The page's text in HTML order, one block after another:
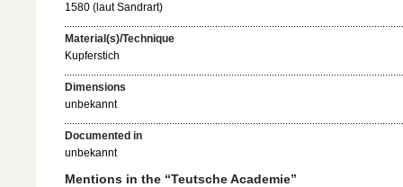
1580 (laut Sandrart)
Material(s)/Technique
Kupferstich
Dimensions
unbekannt
Documented in
unbekannt
Mentions in the “Teutsche Academie”